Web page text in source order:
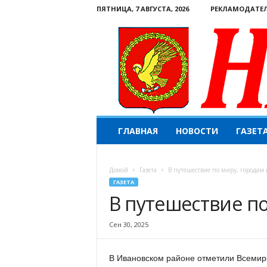
ПЯТНИЦА, 7 АВГУСТА, 2026
ш
ГЛАВНАЯ НОВОСТИ
Домой Газета В путешествие по миру, городам
ГАЗЕТА
В путешествие
Сен 30, 2025
В Ивановском районе отметили